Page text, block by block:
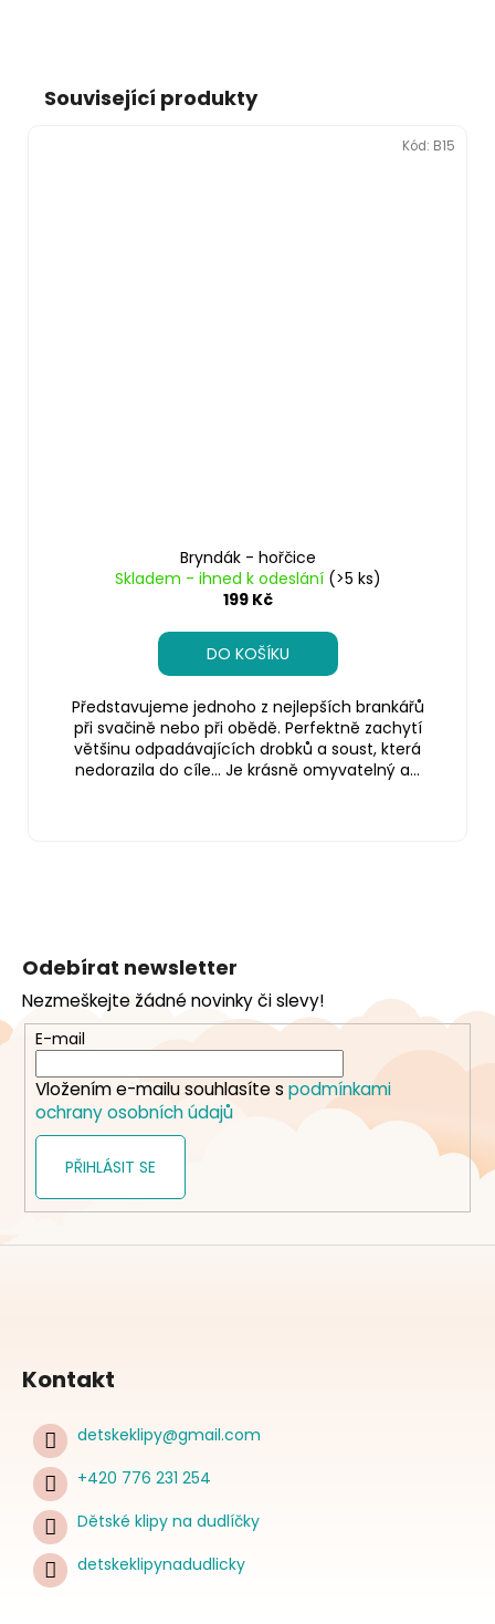
Související produkty
Bryndák - hořčice
Skladem - ihned k odeslání (>5 ks)
199 Kč
DO KOŠÍKU
Představujeme jednoho z nejlepších brankářů
při svačině nebo při obědě. Perfektně zachytí
většinu odpadávajících drobků a soust, která
nedorazila do cíle… Je krásně omyvatelný a...
Kód: B15
a
t
Odebírat newsletter
Nezmeškejte žádné novinky či slevy!
E-mail
Vložením e-mailu souhlasíte s podmínkami
ochrany osobních údajů
PŘIHLÁSIT SE
Kontakt
detskeklipy@gmail.com
+420 776 231 254
Dětské klipy na dudlíčky
detskeklipynadudlicky